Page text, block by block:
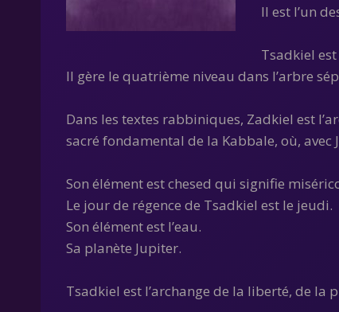
Il est l’un
Tsadkiel
Il gère le quatrième niveau dans l’arbre
Dans les textes rabbiniques, Zadkiel est
sacré fondamental de la Kabbale, où, avec
Son élément est chesed qui signifie
Le jour de régence de Tsadkiel est le jeudi.
Son élément est l’eau.
Sa planète Jupiter.
Tsadkiel est l’archange de la liberté, de la